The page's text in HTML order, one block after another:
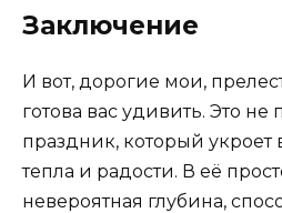
Заключение
И вот, дорогие мои,
готова вас удивить. Это не
праздник, который укроет
тепла и радости. В её
невероятная глубина,